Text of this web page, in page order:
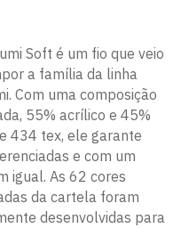
Soft é um fio que veio
a família da linha
Com uma composição
55% acrílico e 45%
434 tex, ele garante
e com um
igual. As 62 cores
da cartela foram
desenvolvidas para